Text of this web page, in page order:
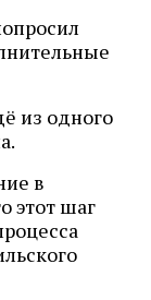
из одного
в
этот шаг